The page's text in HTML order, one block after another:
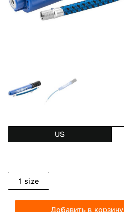
US
1 size
Добавить в корзину